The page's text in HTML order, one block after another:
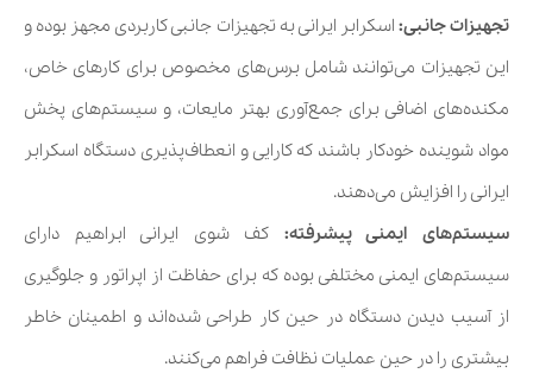
تجهیزات جانبی: اسکرابر ایرانی به تجهیزات جانبی کاربردی مجهز بوده و
این تجهیزات می‌توانند شامل برس‌های مخصوص برای کارهای خاص،
مکنده‌های اضافی برای جمع‌آوری بهتر مایعات، و سیستم‌های پخش
مواد شوینده خودکار باشند که کارایی و انعطاف‌پذیری دستگاه اسکرابر
ایرانی را افزایش می‌دهند.
سیستم‌های ایمنی پیشرفته: کف شوی ایرانی ابراهیم دارای
سیستم‌های ایمنی مختلفی بوده که برای حفاظت از اپراتور و جلوگیری
از آسیب دیدن دستگاه در حین کار طراحی شده‌اند و اطمینان خاطر
بیشتری را در حین عملیات نظافت فراهم می‌کنند.